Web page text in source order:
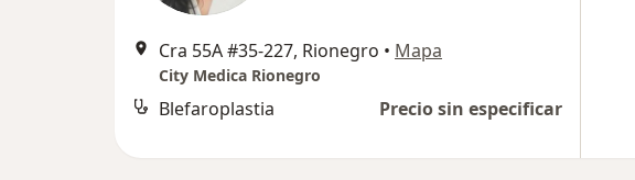
Cra 55A #35-227, Rionegro • Mapa
City Medica Rionegro
Blefaroplastia Precio sin especificar